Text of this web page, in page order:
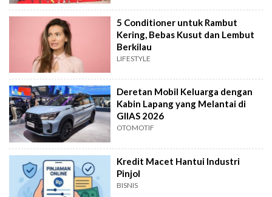
5 Conditioner untuk Rambut
Kering, Bebas Kusut dan Lembut
Berkilau
LIFESTYLE
Deretan Mobil Keluarga dengan
Kabin Lapang yang Melantai di
GIIAS 2026
OTOMOTIF
Kredit Macet Hantui Industri
Pinjol
BISNIS